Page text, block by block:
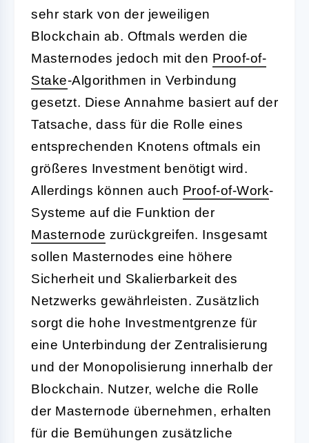
sehr stark von der jeweiligen
Blockchain ab. Oftmals werden die
Masternodes jedoch mit den Proof-of-
Stake-Algorithmen in Verbindung
gesetzt. Diese Annahme basiert auf der
Tatsache, dass für die Rolle eines
entsprechenden Knotens oftmals ein
größeres Investment benötigt wird.
Allerdings können auch Proof-of-Work-
Systeme auf die Funktion der
Masternode zurückgreifen. Insgesamt
sollen Masternodes eine höhere
Sicherheit und Skalierbarkeit des
Netzwerks gewährleisten. Zusätzlich
sorgt die hohe Investmentgrenze für
eine Unterbindung der Zentralisierung
und der Monopolisierung innerhalb der
Blockchain. Nutzer, welche die Rolle
der Masternode übernehmen, erhalten
für die Bemühungen zusätzliche